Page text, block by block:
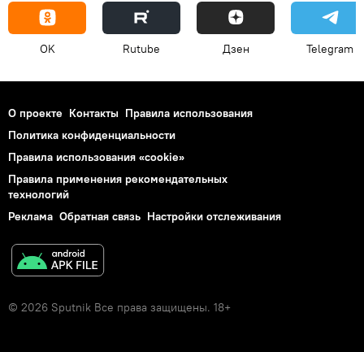
OK Rutube Дзен Telegram
О проекте Контакты Правила использования
Политика конфиденциальности
Правила использования «cookie»
Правила применения рекомендательных
технологий
Реклама Обратная связь Настройки отслеживания
© 2026 Sputnik Все права защищены. 18+